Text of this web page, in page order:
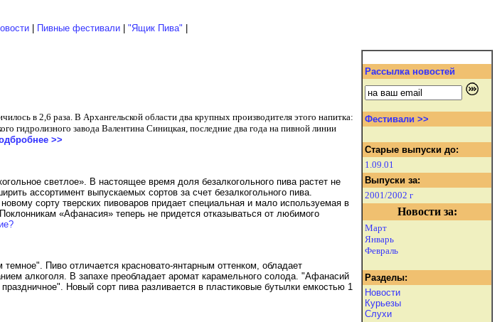
| Пивные фестивали| "Ящик Пива"
в 2,6 раза. В Архангельской области два крупных производителя этого напитка:
гидролизного завода Валентина Синицкая, последние два года на пивной линии
>>
светлое». В настоящее время доля безалкогольного пива растет не
ассортимент выпускаемых сортов за счет безалкогольного пива.
сорту тверских пивоваров придает специальная и мало используемая в
«Афанасия» теперь не придется отказываться от любимого
Пиво отличается красновато-янтарным оттенком, обладает
алкоголя. В запахе преобладает аромат карамельного солода. "Афанасий
Новый сорт пива разливается в пластиковые бутылки емкостью 1
Рассылка новостей
Фестивали >>
Старые выпуски до:
1.09.01
Выпуски за:
2001/2002 г
Новости за:
Март
Январь
Февраль
Разделы:
Новости
Курьезы
Слухи